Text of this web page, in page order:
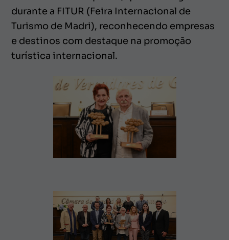
durante a FITUR (Feira Internacional de
Turismo de Madri), reconhecendo empresas
e destinos com destaque na promoção
turística internacional.